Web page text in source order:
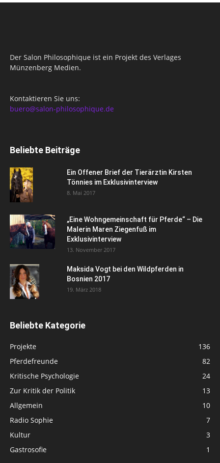
Der Salon Philosophique ist ein Projekt des Verlages
Münzenberg Medien.
Kontaktieren Sie uns:
buero@salon-philosophique.de
Beliebte Beiträge
Ein Offener Brief der Tierärztin Kirsten
Tönnies im Exklusivinterview
8. Mai 2017
„Eine Wohngemeinschaft für Pferde“ – Die
Malerin Maren Ziegenfuß im
Exklusivinterview
13. November 2017
Maksida Vogt bei den Wildpferden in
Bosnien 2017
19. März 2018
Beliebte Kategorie
Projekte
136
Pferdefreunde
82
Kritische Psychologie
24
Zur Kritik der Politik
13
Allgemein
10
Radio Sophie
7
Kultur
3
Gastrosofie
1